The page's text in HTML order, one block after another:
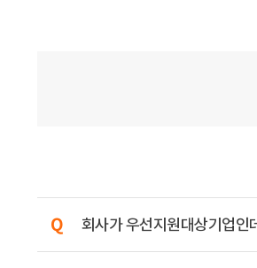
회사가 우선지원대상기업인